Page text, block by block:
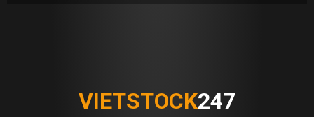
VIETSTOCK247